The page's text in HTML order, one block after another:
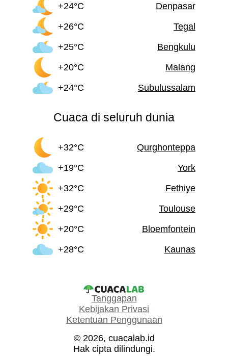
+24°C
Denpasar
+26°C
Tegal
+25°C
Bengkulu
+20°C
Malang
+24°C
Subulussalam
Cuaca di seluruh dunia
+32°C
Qurghonteppa
+19°C
York
+32°C
Fethiye
+29°C
Toulouse
+20°C
Bloemfontein
+28°C
Kaunas
Tanggapan
Kebijakan Privasi
Ketentuan Penggunaan
© 2026, cuacalab.id
Hak cipta dilindungi.